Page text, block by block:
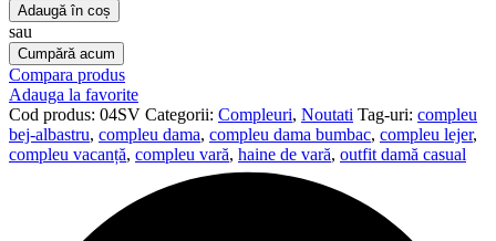
Adaugă în coș
sau
Cumpără acum
Compara produs
Adauga la favorite
Cod produs: 04SV Categorii: Compleuri, Noutati Tag-uri: compleu
bej-albastru, compleu dama, compleu dama bumbac, compleu lejer,
compleu vacanță, compleu vară, haine de vară, outfit damă casual